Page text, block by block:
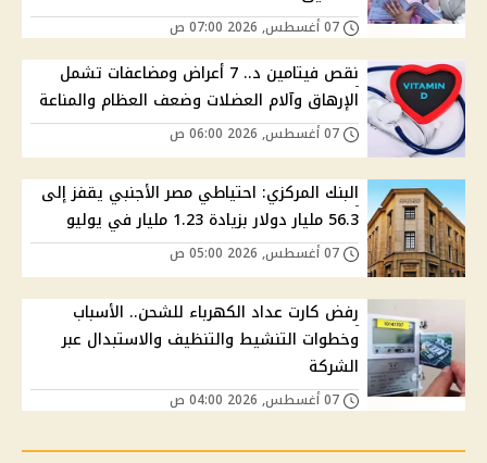
نقص فيتامين د.. 7 أعراض ومضاعفات تشمل
الإرهاق وآلام العضلات وضعف العظام والمناعة
البنك المركزي: احتياطي مصر الأجنبي يقفز إلى
56.3 مليار دولار بزيادة 1.23 مليار في يوليو
رفض كارت عداد الكهرباء للشحن.. الأسباب
وخطوات التنشيط والتنظيف والاستبدال عبر
الشركة